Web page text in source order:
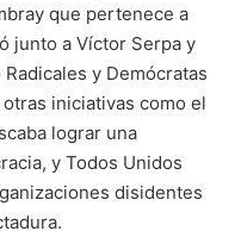
que pertenece a
junto a Víctor Serpa y
y Demócratas
iniciativas como el
lograr una
y Todos Unidos
disidentes